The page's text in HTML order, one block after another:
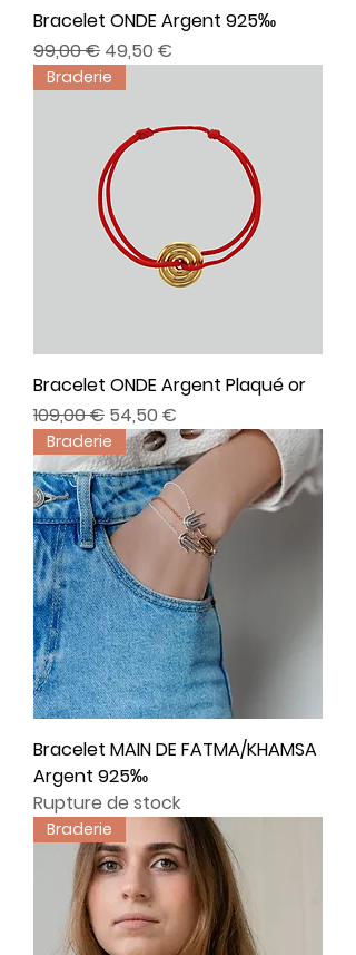
Bracelet ONDE Argent 925‰
Prix original
99,00 € Prix promotionnel
49,50 €
Braderie
Bracelet ONDE Argent Plaqué or
Prix original
109,00 € Prix promotionnel
54,50 €
Braderie
Bracelet MAIN DE FATMA/KHAMSA
Argent 925‰
Rupture de stock
Braderie